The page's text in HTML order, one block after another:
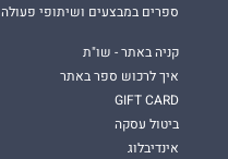
ספרים במבצעים ושיתופי פעולה
קניה באתר - שו"ת
איך לרכוש ספר באתר
GIFT CARD
ביטול עסקה
אינדיבלוג